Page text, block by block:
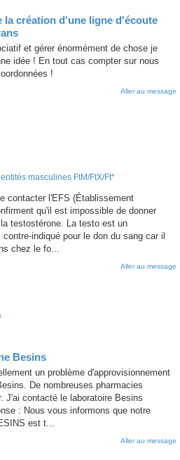
masculines FtM/FtX/Ft*
la création d'une ligne d'écoute
et gérer énormément de chose je
idée ! En tout cas compter sur nous
!
Aller au message
contacter l'EFS (Établissement
qu'il est impossible de donner
testostérone. La testo est un
indiqué pour le don du sang car il
chez le fo...
Aller au message
Besins
un problème d'approvisionnement
De nombreuses pharmacies
J'ai contacté le laboratoire Besins
: Nous vous informons que notre
est t...
Aller au message